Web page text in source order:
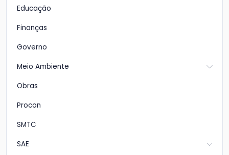
Educação
Finanças
Governo
Meio Ambiente
Obras
Procon
SMTC
SAE